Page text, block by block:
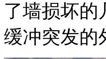
了墙损坏的
缓冲突发的